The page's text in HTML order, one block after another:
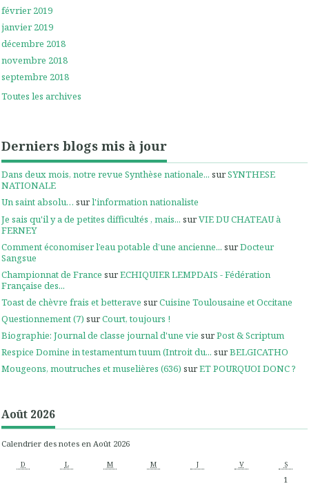
février 2019
janvier 2019
décembre 2018
novembre 2018
septembre 2018
Toutes les archives
Derniers blogs mis à jour
Dans deux mois, notre revue Synthèse nationale... surSYNTHESE
NATIONALE
Un saint absolu… surl'information nationaliste
Je sais qu'il y a de petites difficultés , mais... surVIE DU CHATEAU à
FERNEY
Comment économiser l’eau potable d’une ancienne... surDocteur
Sangsue
Championnat de France surECHIQUIER LEMPDAIS - Fédération
Française des...
Toast de chèvre frais et betterave surCuisine Toulousaine et Occitane
Questionnement (7) surCourt, toujours !
Biographie: Journal de classe journal d'une vie surPost & Scriptum
Respice Domine in testamentum tuum (Introit du... surBELGICATHO
Mougeons, moutruches et muselières (636) surET POURQUOI DONC ?
Août 2026
Calendrier des notes en Août 2026
D L M M J V S
1